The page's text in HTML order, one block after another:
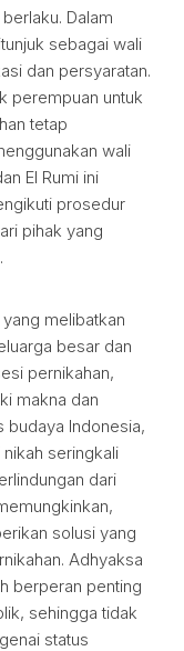
Dalam
sebagai wali
dan persyaratan.
perempuan untuk
tetap
wali
El Rumi ini
prosedur
pihak yang
melibatkan
besar dan
pernikahan,
makna dan
budaya Indonesia,
seringkali
dari
solusi yang
Adhyaksa
berperan penting
sehingga tidak
status